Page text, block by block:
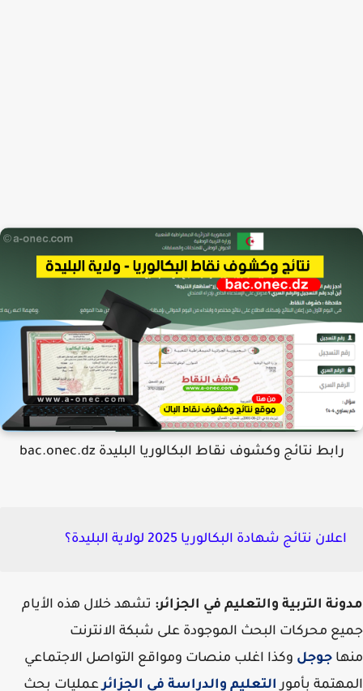
رابط نتائج وكشوف نقاط البكالوريا البليدة bac.onec.dz
اعلان نتائج شهادة البكالوريا 2025 لولاية البليدة؟
التربية والتعليم في الجزائر:تشهد خلال هذه الأيام
محركات البحث الموجودة على شبكة الانترنت
جوجلوكذا اغلب منصات ومواقع التواصل الاجتماعي
بأمور التعليم والدراسة في الجزائرعمليات بحث